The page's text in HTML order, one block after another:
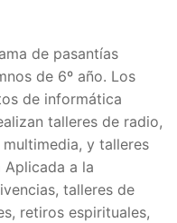
de pasantías
de 6º año. Los
de informática
talleres de radio,
y talleres
Aplicada a la
talleres de
retiros espirituales,